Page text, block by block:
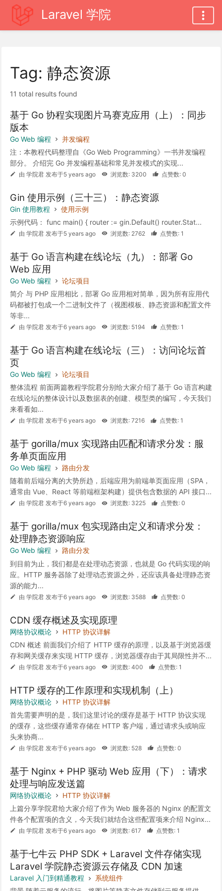
Laravel 学院
Tag: 静态资源
11 total results found
基于 Go 协程实现图片马赛克应用（上）：同步
版本
Go Web 编程
并发编程
注：本教程代码整理自《Go Web Programming》一书并发编程
部分。 介绍完 Go 并发编程基础和常见并发模式的实现...
由 学院君 发布于5 years ago 浏览数: 3200 点赞数: 0
Gin 使用示例（三十三）：静态资源
Gin 使用教程
使用示例
示例代码： func main() { router := gin.Default() router.Stat...
由 学院君 发布于5 years ago 浏览数: 2762 点赞数: 1
基于 Go 语言构建在线论坛（九）：部署 Go
Web 应用
Go Web 编程
论坛项目
简介 与 PHP 应用相比，部署 Go 应用相对简单，因为所有应用代
码都被打包成一个二进制文件了（视图模板、静态资源和配置文件
等非...
由 学院君 发布于6 years ago 浏览数: 5194 点赞数: 1
基于 Go 语言构建在线论坛（三）：访问论坛首
页
Go Web 编程
论坛项目
整体流程 前面两篇教程学院君分别给大家介绍了基于 Go 语言构建
在线论坛的整体设计以及数据表的创建、模型类的编写，今天我们
来看看如...
由 学院君 发布于6 years ago 浏览数: 7216 点赞数: 1
基于 gorilla/mux 实现路由匹配和请求分发：服
务单页面应用
Go Web 编程
路由分发
随着前后端分离的大势所趋，后端应用为前端单页面应用（SPA，
通常由 Vue、React 等前端框架构建）提供包含数据的 API 接口...
由 学院君 发布于6 years ago 浏览数: 3225 点赞数: 0
基于 gorilla/mux 包实现路由定义和请求分发：
处理静态资源响应
Go Web 编程
路由分发
到目前为止，我们都是在处理动态资源，也就是 Go 代码实现的响
应。HTTP 服务器除了处理动态资源之外，还应该具备处理静态资
源的能力...
由 学院君 发布于6 years ago 浏览数: 3588 点赞数: 0
CDN 缓存概述及实现原理
网络协议概论
HTTP 协议详解
CDN 概述 前面我们介绍了 HTTP 缓存的原理，以及基于浏览器缓
存和网关缓存来实现 HTTP 缓存，浏览器缓存由于其局限性并不...
由 学院君 发布于6 years ago 浏览数: 400 点赞数: 1
HTTP 缓存的工作原理和实现机制（上）
网络协议概论
HTTP 协议详解
首先需要声明的是，我们这里讨论的缓存是基于 HTTP 协议实现
的缓存，这些缓存通常存储在 HTTP 客户端，通过请求头或响应
头来协商...
由 学院君 发布于6 years ago 浏览数: 528 点赞数: 0
基于 Nginx + PHP 驱动 Web 应用（下）：请求
处理与响应发送篇
网络协议概论
HTTP 协议详解
上篇分享学院君给大家介绍了作为 Web 服务器的 Nginx 的配置文
件各个配置项的含义，今天我们就结合这些配置项来介绍 Nginx...
由 学院君 发布于6 years ago 浏览数: 617 点赞数: 1
基于七牛云 PHP SDK + Laravel 文件存储实现
Laravel 学院静态资源云存储及 CDN 加速
Laravel 入门到精通教程
系统组件